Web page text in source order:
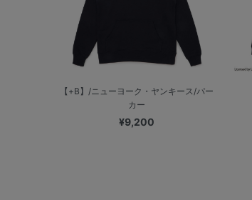
【+B】/ニューヨーク・ヤンキース/パー
カー
¥9,200